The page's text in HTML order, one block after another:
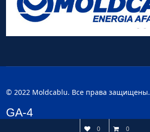
© 2022 Moldcablu. Все права защищены.
GA-4
0 0